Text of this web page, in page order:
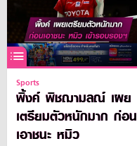
Sports
พิ้งค์ พิชฌามลณ์ เผย
เตรียมตัวหนักมาก ก่อน
เอาชนะ หมิว